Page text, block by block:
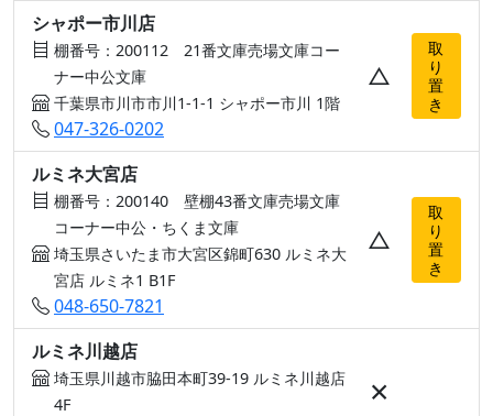
シャポー市川店
棚番号：200112 21番文庫売場文庫コー
ナー中公文庫
千葉県市川市市川1-1-1 シャポー市川 1階
047-326-0202
△
取
り
置
き
ルミネ大宮店
棚番号：200140 壁棚43番文庫売場文庫
コーナー中公・ちくま文庫
埼玉県さいたま市大宮区錦町630 ルミネ大
宮店 ルミネ1 B1F
048-650-7821
△
取
り
置
き
ルミネ川越店
埼玉県川越市脇田本町39-19 ルミネ川越店
4F
×